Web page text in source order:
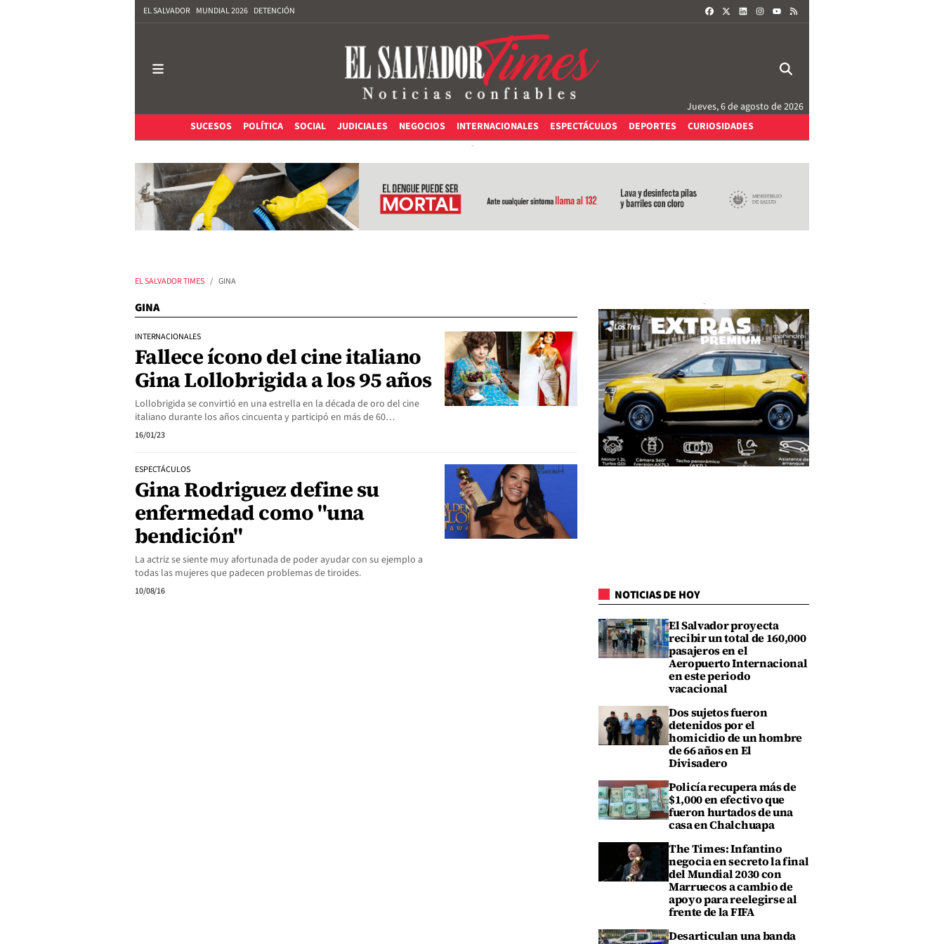
EL SALVADOR MUNDIAL 2026 DETENCIÓN FACEBOOKLINKEDININSTAGRAM
Jueves, 6 de agosto de 2026
SUCESOS
POLÍTICA SOCIAL JUDICIALES NEGOCIOS INTERNACIONALES ESPECTÁCULOS DEPORTES CURIOSIDADES
EL SALVADOR TIMES GINA
GINA
INTERNACIONALES
Fallece ícono del cine italiano
Gina Lollobrigida a los 95 años
Lollobrigida se convirtió en una estrella en la década de oro del cine
italiano durante los años cincuenta y participó en más de 60…
16/01/23
ESPECTÁCULOS
Gina Rodriguez define su
enfermedad como "una
bendición"
La actriz se siente muy afortunada de poder ayudar con su ejemplo a
todas las mujeres que padecen problemas de tiroides.
10/08/16
NOTICIAS DE HOY
El Salvador proyecta
recibir un total de 160,000
pasajeros en el
Aeropuerto Internacional
en este periodo
vacacional
Dos sujetos fueron
detenidos por el
homicidio de un hombre
de 66 años en El
Divisadero
Policía recupera más de
$1,000 en efectivo que
fueron hurtados de una
casa en Chalchuapa
The Times: Infantino
negocia en secreto la final
del Mundial 2030 con
Marruecos a cambio de
apoyo para reelegirse al
frente de la FIFA
Desarticulan una banda